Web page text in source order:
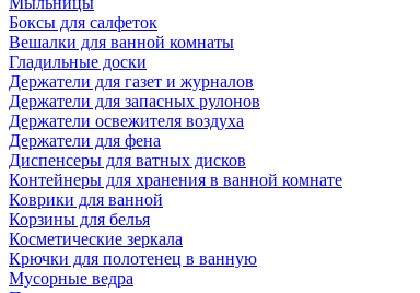
Боксы для салфеток
Вешалки для ванной комнаты
Гладильные доски
Держатели для газет и журналов
Держатели для запасных рулонов
Держатели освежителя воздуха
Держатели для фена
Диспенсеры для ватных дисков
Контейнеры для хранения в ванной комнате
Коврики для ванной
Корзины для белья
Косметические зеркала
Крючки для полотенец в ванную
Мусорные ведра